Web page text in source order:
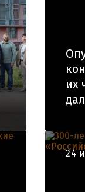
их
24